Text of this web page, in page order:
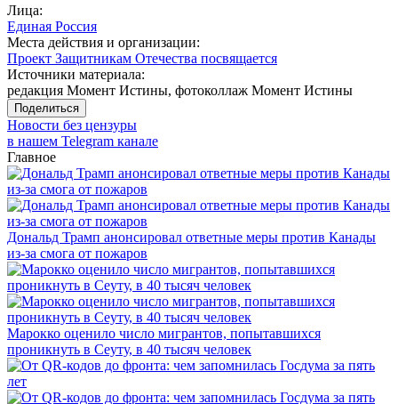
Лица:
Единая Россия
Места действия и организации:
Проект Защитникам Отечества посвящается
Источники материала:
редакция Момент Истины, фотоколлаж Момент Истины
Поделиться
Новости без цензуры
в нашем Telegram канале
Главное
Дональд Трамп анонсировал ответные меры против Канады
из-за смога от пожаров
Марокко оценило число мигрантов, попытавшихся
проникнуть в Сеуту, в 40 тысяч человек